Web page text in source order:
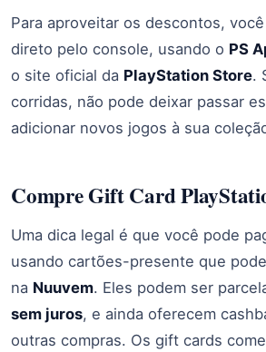
Para aproveitar os descontos,
direto pelo console, usando o PS
o site oficial da PlayStation Store.
corridas, não pode deixar passar
adicionar novos jogos à sua
Compre Gift Card
Uma dica legal é que você pode
usando cartões-presente que
na Nuuvem. Eles podem ser
sem juros, e ainda oferecem
outras compras. Os gift cards